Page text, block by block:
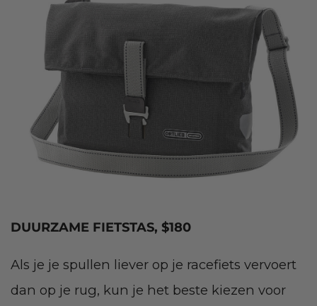
DUURZAME FIETSTAS, $180
Als je je spullen liever op je racefiets vervoert
dan op je rug, kun je het beste kiezen voor